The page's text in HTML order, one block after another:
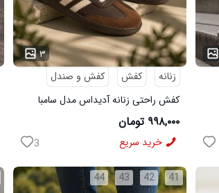
۳
...
زنانه
کفش
کفش و صندل
کفش راحتی زنانه آدیداس مدل سامبا
قهوه ای
۹۹۸,۰۰۰ تومان
خرید سریع 3
41
42
43
44